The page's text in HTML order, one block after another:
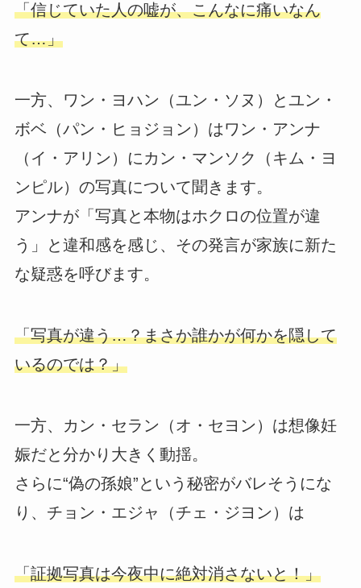
「信じていた人の嘘が、こんなに痛いなん
て…」
一方、ワン・ヨハン（ユン・ソヌ）とユン・
ボベ（パン・ヒョジョン）はワン・アンナ
（イ・アリン）にカン・マンソク（キム・ヨ
ンピル）の写真について聞きます。
アンナが「写真と本物はホクロの位置が違
う」と違和感を感じ、その発言が家族に新た
な疑惑を呼びます。
「写真が違う…？まさか誰かが何かを隠して
いるのでは？」
一方、カン・セラン（オ・セヨン）は想像妊
娠だと分かり大きく動揺。
さらに“偽の孫娘”という秘密がバレそうにな
り、チョン・エジャ（チェ・ジヨン）は
「証拠写真は今夜中に絶対消さないと！」